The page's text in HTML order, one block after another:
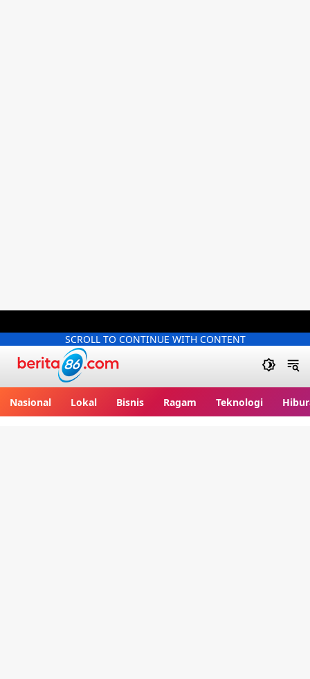
SCROLL TO CONTINUE WITH CONTENT
Nasional Lokal Bisnis Ragam Teknologi